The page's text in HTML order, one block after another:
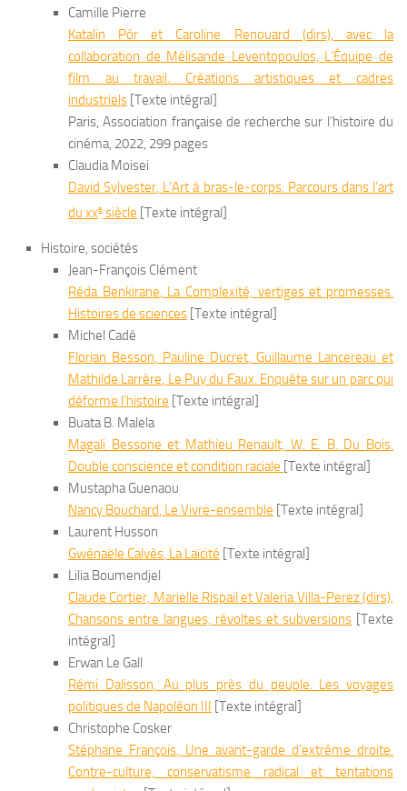
Camille Pierre
Katalin Pór et Caroline Renouard (dirs), avec la
collaboration de Mélisande Leventopoulos, L’Équipe de
film au travail. Créations artistiques et cadres
industriels [Texte intégral]
Paris, Association française de recherche sur l’histoire du
cinéma, 2022, 299 pages
Claudia Moisei
DavidSylvester, L’Art à bras-le-corps. Parcours dans l’art
du xxe siècle [Texte intégral]
Histoire, sociétés
Jean-François Clément
Réda Benkirane, La Complexité, vertiges et promesses.
Histoires de sciences [Texte intégral]
Michel Cadé
Florian Besson, Pauline Ducret, Guillaume Lancereau et
Mathilde Larrère, Le Puy du Faux. Enquête sur un parc qui
déforme l’histoire [Texte intégral]
Buata B. Malela
Magali Bessone et Mathieu Renault, W. E. B. Du Bois.
Double conscience et condition raciale [Texte intégral]
Mustapha Guenaou
Nancy Bouchard, Le Vivre-ensemble [Texte intégral]
Laurent Husson
Gwénaële Calvès, La Laïcité [Texte intégral]
Lilia Boumendjel
Claude Cortier, Marielle Rispail et Valeria Villa-Perez (dirs),
Chansons entre langues, révoltes et subversions [Texte
intégral]
Erwan Le Gall
Rémi Dalisson, Au plus près du peuple. Les voyages
politiques de Napoléon III [Texte intégral]
Christophe Cosker
Stéphane François, Une avant-garde d’extrême droite.
Contre-culture, conservatisme radical et tentations